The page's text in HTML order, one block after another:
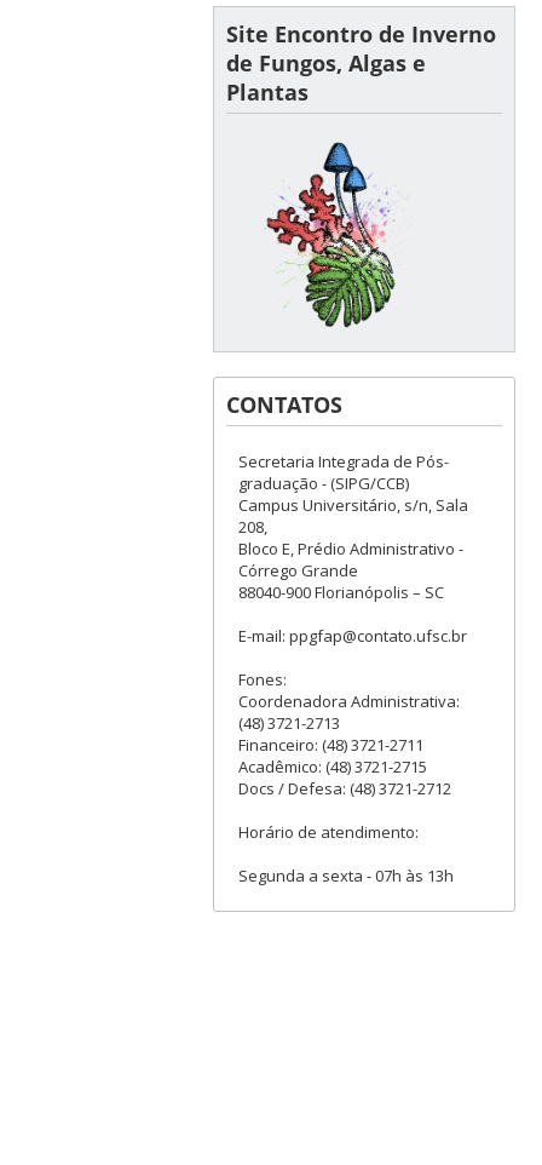
Site Encontro de Inverno
de Fungos, Algas e
Plantas
CONTATOS
Secretaria Integrada de Pós-
graduação - (SIPG/CCB)
Campus Universitário, s/n, Sala
208,
Bloco E, Prédio Administrativo -
Córrego Grande
88040-900 Florianópolis – SC
E-mail: ppgfap@contato.ufsc.br
Fones:
Coordenadora Administrativa:
(48) 3721-2713
Financeiro: (48) 3721-2711
Acadêmico: (48) 3721-2715
Docs / Defesa: (48) 3721-2712
Horário de atendimento:
Segunda a sexta - 07h às 13h